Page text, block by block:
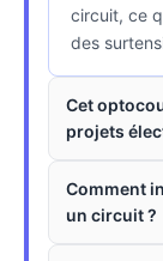
circuit, ce
des
Cet
projets
Comment
un circuit ?